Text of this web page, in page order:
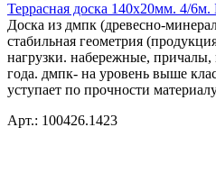
Террасная доска 140x20мм. 4/
Доска из дмпк (древесно-
стабильная геометрия
нагрузки. набережные, причалы,
года. дмпк- на уровень выше
уступает по прочности
Арт.: 100426.1423